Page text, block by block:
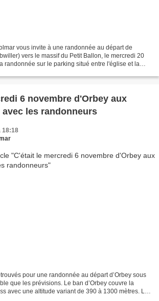
vous invite à une randonnée au départ de
vers le massif du Petit Ballon, le mercredi 20
randonnée sur le parking situé entre l'église et la
6 novembre d'Orbey aux
avec les randonneurs
18:18
pour une randonnée au départ d’Orbey sous
que les prévisions. Le ban d’Orbey couvre la
avec une altitude variant de 390 à 1300 mètres. La